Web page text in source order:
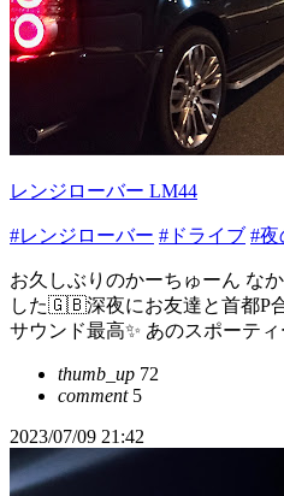
レンジローバー LM44
#レンジローバー #ドライブ #夜
お久しぶりのかーちゅーん な
した🇬🇧深夜にお友達と首都P
サウンド最高✨ あのスポーテ
thumb_up 72
comment5
2023/07/09 21:42